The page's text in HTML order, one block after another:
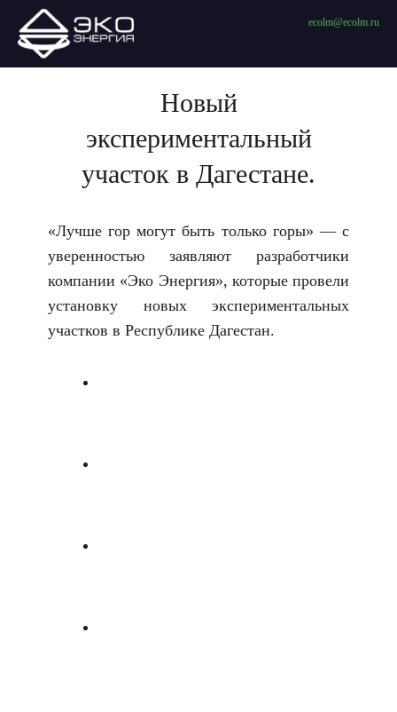
ecolm@ecolm.ru
Новый
экспериментальный
участок в Дагестане.
«Лучше гор могут быть только горы» — с
уверенностью заявляют разработчики
компании «Эко Энергия», которые провели
установку новых экспериментальных
участков в Республике Дагестан.